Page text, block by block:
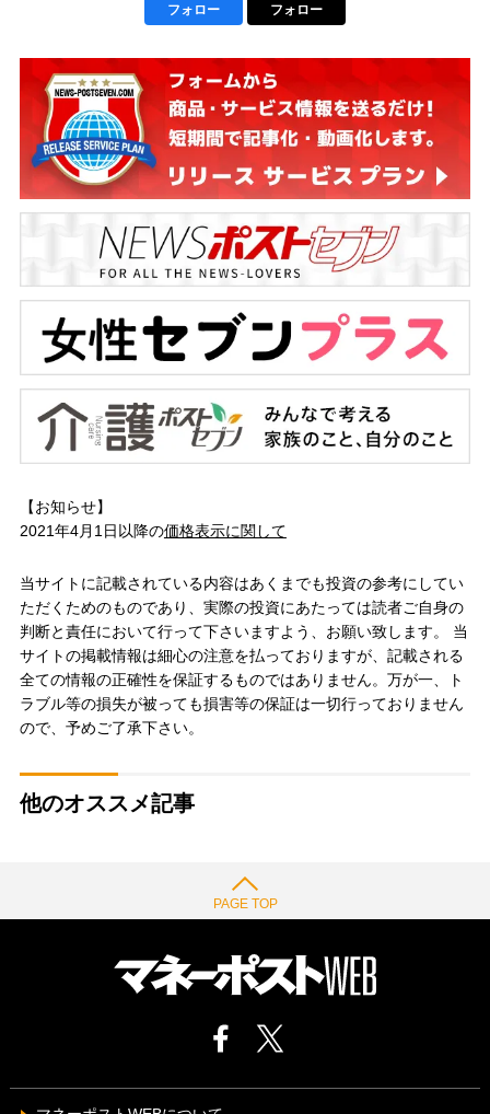
フォロー フォロー
【お知らせ】
2021年4月1日以降の価格表示に関して
当サイトに記載されている内容はあくまでも投資の参考にしてい
ただくためのものであり、実際の投資にあたっては読者ご自身の
判断と責任において行って下さいますよう、お願い致します。 当
サイトの掲載情報は細心の注意を払っておりますが、記載される
全ての情報の正確性を保証するものではありません。万が一、ト
ラブル等の損失が被っても損害等の保証は一切行っておりません
ので、予めご了承下さい。
他のオススメ記事
PAGE TOP